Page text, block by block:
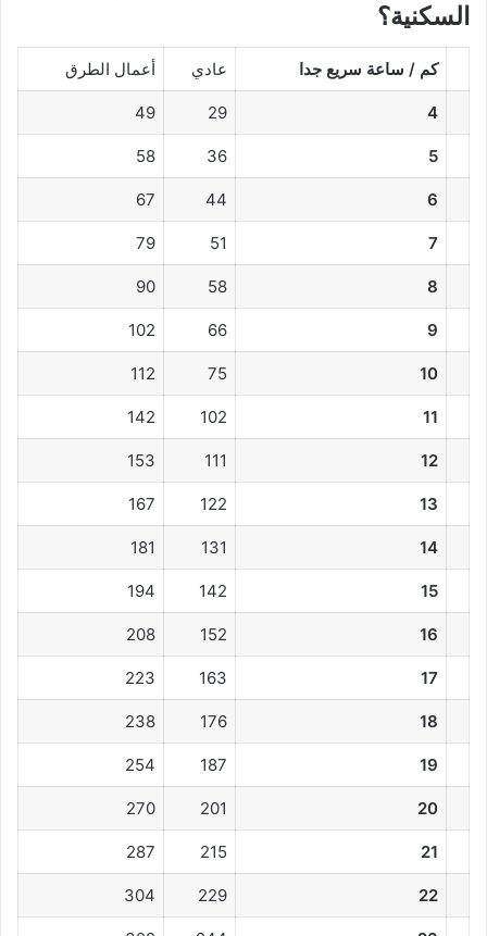
السكنية؟
كم / ساعة سريع جدا عادي أعمال الطرق
4
29
49
5
36
58
6
44
67
7
51
79
8
58
90
9
66
102
10
75
112
11
102
142
12
111
153
13
122
167
14
131
181
15
142
194
16
152
208
17
163
223
18
176
238
19
187
254
20
201
270
21
215
287
22
229
304